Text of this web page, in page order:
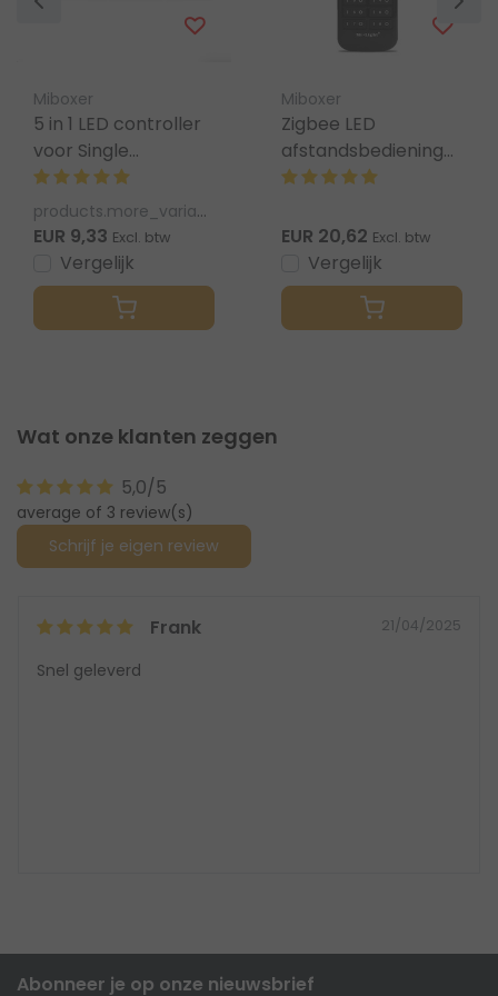
Miboxer
5 in 1 LED controller
voor Single
Color/Dual
White/RGB/RGBW/RGBWW/RGBCCT
LED strips 12-24v -
SR5
products.more_variants_available
EUR 9,33 Excl. btw
Vergelijk
Miboxer
Zigbee LED
afstandsbediening
Zwart + wandhouder
-
EUR 20,62 Excl. btw
Vergelijk
Wat onze klanten zeggen
5,0/5
average of 3 review(s)
Schrijf je eigen review
Frank 21/04/2025
Snel geleverd
Abonneer je op onze nieuwsbrief